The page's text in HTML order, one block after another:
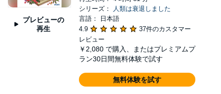
プレビューの
再生
シリーズ：
人類は衰退しました
言語： 日本語
4.9
37件のカスタマー
レビュー
￥2,080 で購入、またはプレミアムプ
ラン30日間無料体験で試す
無料体験を試す